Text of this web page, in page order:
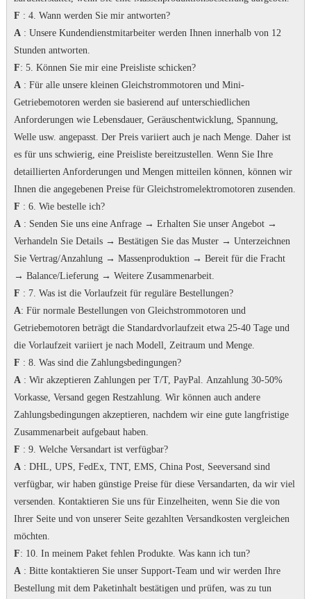
F : 4. Wann werden Sie mir antworten?
A: Unsere Kundendienstmitarbeiter werden Ihnen innerhalb von 12
Stunden antworten.
F: 5. Können Sie mir eine Preisliste schicken?
A: Für alle unsere kleinen Gleichstrommotoren und Mini-
Getriebemotoren werden sie basierend auf unterschiedlichen
Anforderungen wie Lebensdauer, Geräuschentwicklung, Spannung,
Welle usw. angepasst. Der Preis variiert auch je nach Menge. Daher ist
es für uns schwierig, eine Preisliste bereitzustellen. Wenn Sie Ihre
detaillierten Anforderungen und Mengen mitteilen können, können wir
Ihnen die angegebenen Preise für Gleichstromelektromotoren zusenden.
F : 6. Wie bestelle ich?
A: Senden Sie uns eine Anfrage → Erhalten Sie unser Angebot →
Verhandeln Sie Details → Bestätigen Sie das Muster → Unterzeichnen
Sie Vertrag/Anzahlung → Massenproduktion → Bereit für die Fracht
→ Balance/Lieferung → Weitere Zusammenarbeit.
F : 7. Was ist die Vorlaufzeit für reguläre Bestellungen?
A: Für normale Bestellungen von Gleichstrommotoren und
Getriebemotoren beträgt die Standardvorlaufzeit etwa 25-40 Tage und
die Vorlaufzeit variiert je nach Modell, Zeitraum und Menge.
F : 8. Was sind die Zahlungsbedingungen?
A: Wir akzeptieren Zahlungen per T/T, PayPal. Anzahlung 30-50%
Vorkasse, Versand gegen Restzahlung. Wir können auch andere
Zahlungsbedingungen akzeptieren, nachdem wir eine gute langfristige
Zusammenarbeit aufgebaut haben.
F : 9. Welche Versandart ist verfügbar?
A: DHL, UPS, FedEx, TNT, EMS, China Post, Seeversand sind
verfügbar, wir haben günstige Preise für diese Versandarten, da wir viel
versenden. Kontaktieren Sie uns für Einzelheiten, wenn Sie die von
Ihrer Seite und von unserer Seite gezahlten Versandkosten vergleichen
möchten.
F: 10. In meinem Paket fehlen Produkte. Was kann ich tun?
A: Bitte kontaktieren Sie unser Support-Team und wir werden Ihre
Bestellung mit dem Paketinhalt bestätigen und prüfen, was zu tun